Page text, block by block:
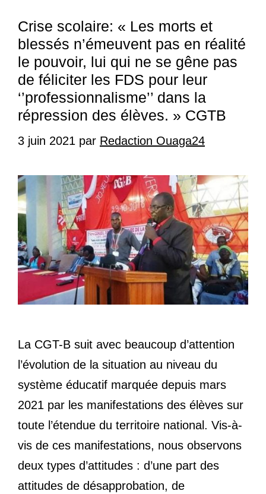
Crise scolaire: « Les morts et
blessés n’émeuvent pas en réalité
le pouvoir, lui qui ne se gêne pas
de féliciter les FDS pour leur
‘’professionnalisme’’ dans la
répression des élèves. » CGTB
3 juin 2021 par Redaction Ouaga24
La CGT-B suit avec beaucoup d’attention
l’évolution de la situation au niveau du
système éducatif marquée depuis mars
2021 par les manifestations des élèves sur
toute l’étendue du territoire national. Vis-à-
vis de ces manifestations, nous observons
deux types d’attitudes : d’une part des
attitudes de désapprobation, de